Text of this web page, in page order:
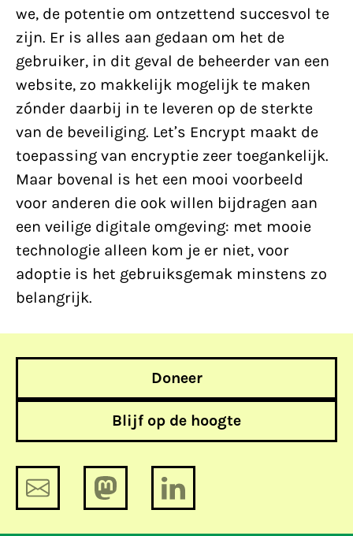
we, de potentie om ontzettend succesvol te
zijn. Er is alles aan gedaan om het de
gebruiker, in dit geval de beheerder van een
website, zo makkelijk mogelijk te maken
zónder daarbij in te leveren op de sterkte
van de beveiliging. Let’s Encrypt maakt de
toepassing van encryptie zeer toegankelijk.
Maar bovenal is het een mooi voorbeeld
voor anderen die ook willen bijdragen aan
een veilige digitale omgeving: met mooie
technologie alleen kom je er niet, voor
adoptie is het gebruiksgemak minstens zo
belangrijk.
Doneer
Blijf op de hoogte